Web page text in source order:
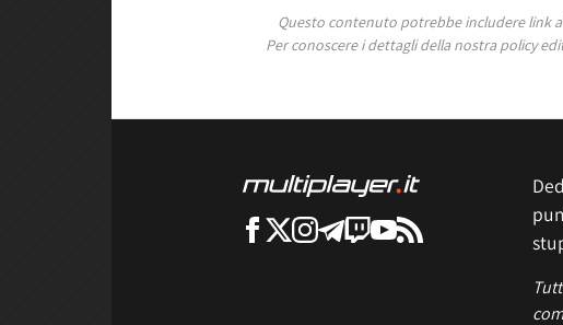
Questo contenuto potrebbe includere link
Per conoscere i dettagli della nostra policy